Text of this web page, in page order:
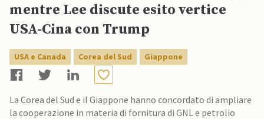
mentre Lee discute esito vertice
USA-Cina con Trump
USA e Canada Corea del Sud Giappone
La Corea del Sud e il Giappone hanno concordato di ampliare
la cooperazione in materia di fornitura di GNL e petrolio